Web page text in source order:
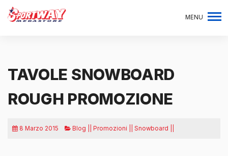
MENU
TAVOLE SNOWBOARD
ROUGH PROMOZIONE
8 Marzo 2015 Blog || Promozioni || Snowboard ||